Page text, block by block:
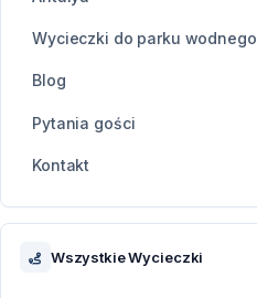
Wycieczki do parku wodnego
Blog
Pytania gości
Kontakt
Wszystkie Wycieczki